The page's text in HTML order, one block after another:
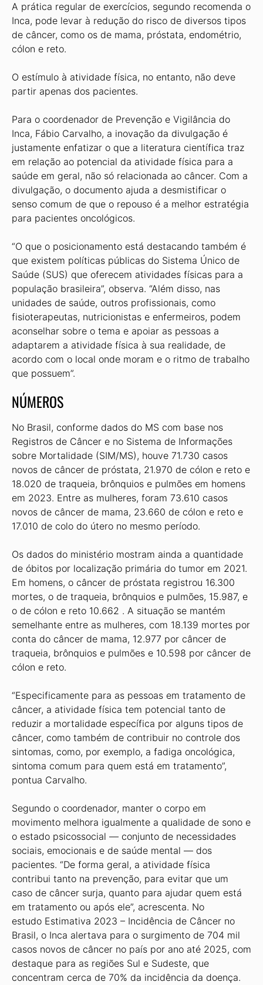
A prática regular de exercícios, segundo recomenda o
Inca, pode levar à redução do risco de diversos tipos
de câncer, como os de mama, próstata, endométrio,
cólon e reto.
O estímulo à atividade física, no entanto, não deve
partir apenas dos pacientes.
Para o coordenador de Prevenção e Vigilância do
Inca, Fábio Carvalho, a inovação da divulgação é
justamente enfatizar o que a literatura científica traz
em relação ao potencial da atividade física para a
saúde em geral, não só relacionada ao câncer. Com a
divulgação, o documento ajuda a desmistificar o
senso comum de que o repouso é a melhor estratégia
para pacientes oncológicos.
“O que o posicionamento está destacando também é
que existem políticas públicas do Sistema Único de
Saúde (SUS) que oferecem atividades físicas para a
população brasileira”, observa. “Além disso, nas
unidades de saúde, outros profissionais, como
fisioterapeutas, nutricionistas e enfermeiros, podem
aconselhar sobre o tema e apoiar as pessoas a
adaptarem a atividade física à sua realidade, de
acordo com o local onde moram e o ritmo de trabalho
que possuem”.
NÚMEROS
No Brasil, conforme dados do MS com base nos
Registros de Câncer e no Sistema de Informações
sobre Mortalidade (SIM/MS), houve 71.730 casos
novos de câncer de próstata, 21.970 de cólon e reto e
18.020 de traqueia, brônquios e pulmões em homens
em 2023. Entre as mulheres, foram 73.610 casos
novos de câncer de mama, 23.660 de cólon e reto e
17.010 de colo do útero no mesmo período.
Os dados do ministério mostram ainda a quantidade
de óbitos por localização primária do tumor em 2021.
Em homens, o câncer de próstata registrou 16.300
mortes, o de traqueia, brônquios e pulmões, 15.987, e
o de cólon e reto 10.662 . A situação se mantém
semelhante entre as mulheres, com 18.139 mortes por
conta do câncer de mama, 12.977 por câncer de
traqueia, brônquios e pulmões e 10.598 por câncer de
cólon e reto.
“Especificamente para as pessoas em tratamento de
câncer, a atividade física tem potencial tanto de
reduzir a mortalidade específica por alguns tipos de
câncer, como também de contribuir no controle dos
sintomas, como, por exemplo, a fadiga oncológica,
sintoma comum para quem está em tratamento”,
pontua Carvalho.
Segundo o coordenador, manter o corpo em
movimento melhora igualmente a qualidade de sono e
o estado psicossocial — conjunto de necessidades
sociais, emocionais e de saúde mental — dos
pacientes. “De forma geral, a atividade física
contribui tanto na prevenção, para evitar que um
caso de câncer surja, quanto para ajudar quem está
em tratamento ou após ele”, acrescenta. No
estudo Estimativa 2023 – Incidência de Câncer no
Brasil, o Inca alertava para o surgimento de 704 mil
casos novos de câncer no país por ano até 2025, com
destaque para as regiões Sul e Sudeste, que
concentram cerca de 70% da incidência da doença.